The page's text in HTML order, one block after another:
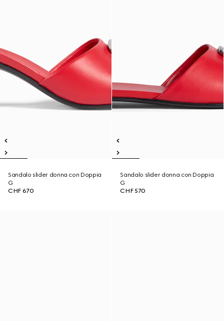
Sandalo slider donna con Doppia
G
CHF 670
Sandalo slider donna con Doppia
G
CHF 570